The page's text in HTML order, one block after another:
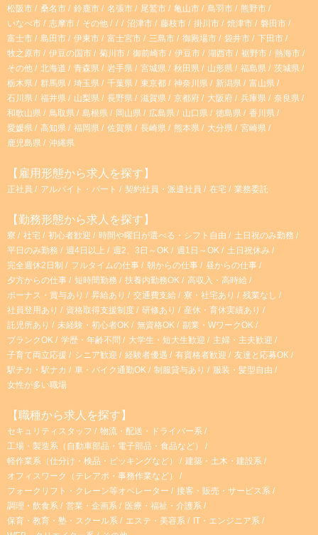
松阪市
桑名市 鈴鹿市 名張市 尾鷲市 亀山市 鳥羽市
熊野市
いなべ市
志摩市 その他 沼津市 藤枝市 掛川市 焼津市
磐田市
富士市
島田市 伊東市 富士宮市 三島市 御殿場市 袋井市
下田市
牧之原市
伊豆の国市 菊川市 御前崎市 伊豆市 湖西市 裾野市
熱海市
その他
北海道 青森県 岩手県 宮城県 秋田県 山形県 福島県
茨城県
栃木県
群馬県 埼玉県 千葉県 東京都 神奈川県 新潟県
富山県
石川県
福井県 山梨県 長野県 滋賀県 京都府 大阪府 兵庫県
奈良県
和歌山県
鳥取県 島根県 岡山県 広島県 山口県 徳島県
香川県
愛媛県
高知県 福岡県 佐賀県 長崎県 熊本県 大分県
宮崎県
鹿児島県
沖縄県
【雇用形態から求人を探す】
正社員 アルバイト・パート 契約社員・派遣社員 在宅 業務委託
【勤務形態から求人を探す】
寮 社宅 初心者歓迎 時間や曜日が選べる・シフト自由
土日祝のみ勤務
平日のみ勤務
週4日以上 週2、3日～OK 週1日～OK
土日祝休み
完全週休2日制
フルタイムの仕事 朝からの仕事
昼からの仕事
夕方からの仕事
短時間勤務 扶養内勤務OK
高収入・高時給
ボーナス・賞与あり
昇給あり 交通費支給 寮・社宅あり
残業なし
社員登用あり
資格取得支援制度 研修あり
産休・育休実績あり
託児所あり
未経験・初心者OK 無資格OK
副業・WワークOK
ブランクOK
学歴・年齢不問 大学生・短大生歓迎
主婦・主夫歓迎
子育て両立応援
シニア歓迎 経験者優遇 有資格者歓迎
友達と応募OK
駅チカ・駅ナカ
車・バイク通勤OK 制服貸与あり
服装・髪型自由
女性が多い職場
【職種から求人を探す】
セキュリティスタッフ
物流・配送・ドライバー系
工場・製造系（自動車部品・電子部品・食品など）
軽作業系（仕分け・検品・ピッキングなど）
建築・土木・建設系
オフィスワーク（テレアポ・事務作業など）
フォークリフト・クレーン等オペレーター
接客・販売・サービス系
調理・飲食系
営業・企画系
医療・福祉・介護系
保育・教育・塾・スクール系
エステ・美容系
IT・エンジニア系